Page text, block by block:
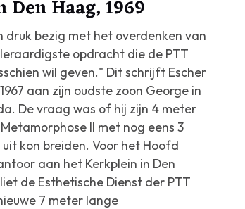
Haag, 1969
druk bezig met het overdenken van
opdracht die de PTT
wil geven." Dit schrijft Escher
aan zijn oudste zoon George in
De vraag was of hij zijn 4 meter
Metamorphose II met nog eens 3
kon breiden. Voor het Hoofd
aan het Kerkplein in Den
de Esthetische Dienst der PTT
7 meter lange